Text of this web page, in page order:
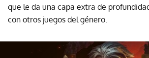
que le da una capa extra de
con otros juegos del género.